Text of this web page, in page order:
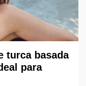
turca basada
para